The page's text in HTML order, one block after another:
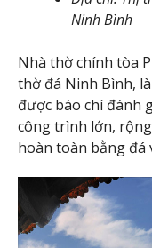
Ninh Bình
Nhà thờ chính tòa
thờ đá Ninh Bình,
được báo chí đánh
công trình lớn,
hoàn toàn bằng đá